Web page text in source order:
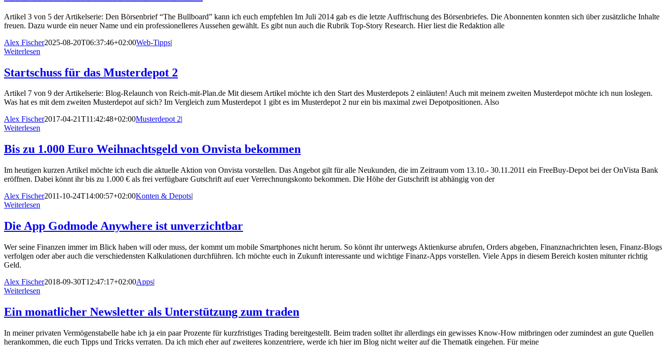
Artikel 3 von 5 der Artikelserie: Den Börsenbrief “The Bullboard” kann ich euch empfehlen Im Juli 2014 gab es die letzte Auffrischung des Börsenbriefes. Die Abonnenten konnten sich über zusätzliche Inhalte
freuen. Dazu wurde ein neuer Name und ein professionelleres Aussehen gewählt. Es gibt nun auch die Rubrik Top-Story Research. Hier liest die Redaktion alle
Alex Fischer2025-08-20T06:37:46+02:00Web-Tipps|
Weiterlesen
Startschuss für das Musterdepot 2
Artikel 7 von 9 der Artikelserie: Blog-Relaunch von Reich-mit-Plan.de Mit diesem Artikel möchte ich den Start des Musterdepots 2 einläuten! Auch mit meinem zweiten Musterdepot möchte ich nun loslegen.
Was hat es mit dem zweiten Musterdepot auf sich? Im Vergleich zum Musterdepot 1 gibt es im Musterdepot 2 nur ein bis maximal zwei Depotpositionen. Also
Alex Fischer2017-04-21T11:42:48+02:00Musterdepot 2
Weiterlesen
Bis zu 1.000 Euro Weihnachtsgeld von Onvista bekommen
Im heutigen kurzen Artikel möchte ich euch die aktuelle Aktion von Onvista vorstellen. Das Angebot gilt für alle Neukunden, die im Zeitraum vom 13.10.- 30.11.2011 ein FreeBuy-Depot bei der OnVista Bank
eröffnen. Dabei könnt ihr bis zu 1.000 € als frei verfügbare Gutschrift auf euer Verrechnungskonto bekommen. Die Höhe der Gutschrift ist abhängig von der
Alex Fischer2011-10-24T14:00:57+02:00Konten & Depots|
Weiterlesen
Die App Godmode Anywhere ist unverzichtbar
Wer seine Finanzen immer im Blick haben will oder muss, der kommt um mobile Smartphones nicht herum. So könnt ihr unterwegs Aktienkurse abrufen, Orders abgeben, Finanznachrichten lesen, Finanz-Blogs
verfolgen oder aber auch die verschiedensten Kalkulationen durchführen. Ich möchte euch in Zukunft interessante und wichtige Finanz-Apps vorstellen. Viele Apps in diesem Bereich kosten mitunter richtig
Geld.
Alex Fischer2018-09-30T12:47:17+02:00Apps|
Weiterlesen
Ein monatlicher Newsletter als Unterstützung zum traden
In meiner privaten Vermögenstabelle habe ich ja ein paar Prozente für kurzfristiges Trading bereitgestellt. Beim traden solltet ihr allerdings ein gewisses Know-How mitbringen oder zumindest an gute Quellen
herankommen, die euch Tipps und Tricks verraten. Da ich mich eher auf zweiteres konzentriere, werde ich hier im Blog nicht weiter auf die Thematik eingehen. Für meine